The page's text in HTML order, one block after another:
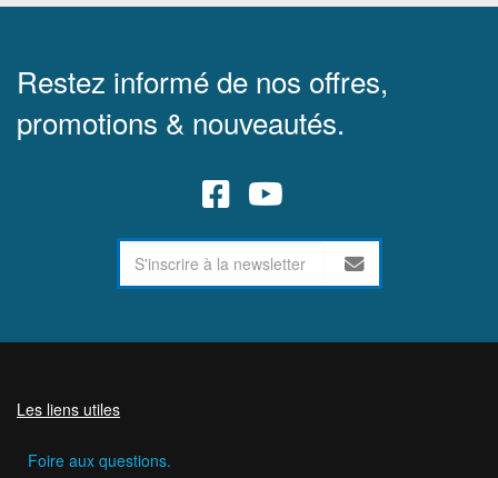
Restez informé de nos offres,
promotions & nouveautés.
Les liens utiles
Foire aux questions.